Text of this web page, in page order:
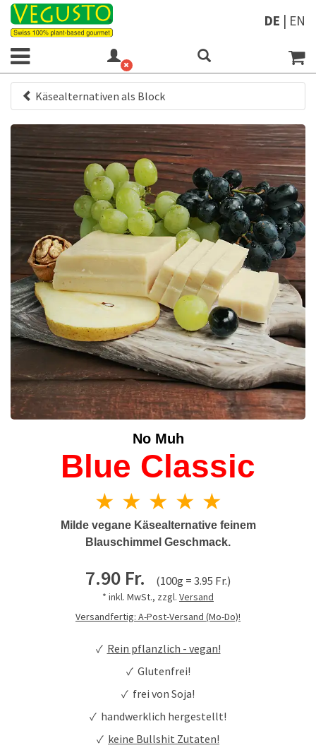
DE | EN
Käsealternativen als Block
No Muh
Blue Classic
★ ★ ★ ★ ★
Milde vegane Käsealternative feinem
Blauschimmel Geschmack.
7.90 Fr. (100g = 3.95 Fr.)
* inkl. MwSt., zzgl. Versand
Versandfertig: A-Post-Versand (Mo-Do)!
✓ Rein pflanzlich - vegan!
✓ Glutenfrei!
✓ frei von Soja!
✓ handwerklich hergestellt!
✓ keine Bullshit Zutaten!